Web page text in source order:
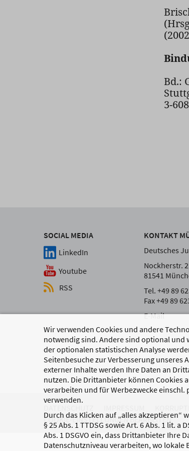
Wir verwenden Cookies und andere
notwendig sind. Andere sind optional und
der optionalen statistischen Analyse
Seitenbesuche zur Verbesserung unseres
externer Inhalte werden Ihre Daten an
nutzen. Die Drittanbieter können Cookies
verarbeiten und für Werbezwecke
verwenden.
Durch das Klicken auf „alles akzeptieren“
§ 25 Abs. 1 TTDSG sowie Art. 6 Abs. 1 lit. a
Abs. 1 DSGVO ein, dass Drittanbieter Ihre
Datenschutzniveau verarbeiten, wo
Bd.:
3-
SOCIAL MEDIA
LinkedIn
Youtube
RSS
KONTAKT
Deutsches
Nockherstr. 2
81541
Tel. +49 89
Fax +49 89
E-Mail
COOKIE-EINSTELLUNGEN BEARBEITEN